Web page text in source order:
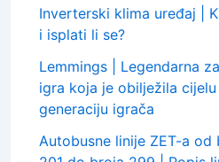
Inverterski klima uređaj |
i isplati li se?
Lemmings | Legendarna
igra koja je obilježila cijelu
generaciju igrača
Autobusne linije ZET-a od